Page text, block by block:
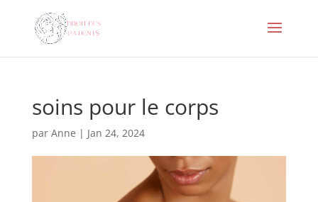
soins pour le corps
par Anne | Jan 24, 2024